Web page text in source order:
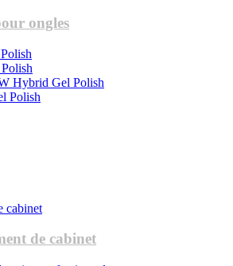
ongles
Hybrid Gel Polish
Polish
cabinet
de cabinet